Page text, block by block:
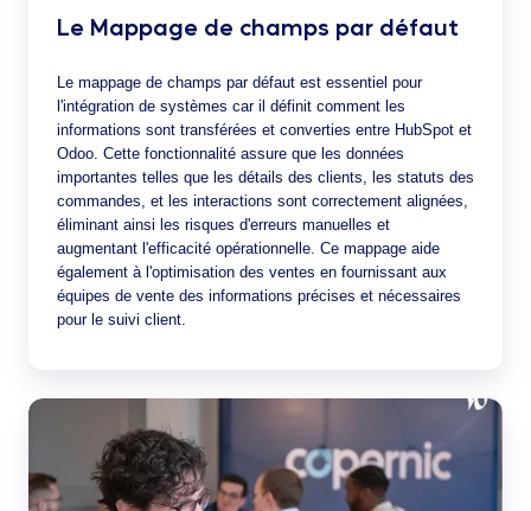
Le Mappage de champs par défaut
Le mappage de champs par défaut est essentiel pour
l'intégration de systèmes car il définit comment les
informations sont transférées et converties entre HubSpot et
Odoo. Cette fonctionnalité assure que les données
importantes telles que les détails des clients, les statuts des
commandes, et les interactions sont correctement alignées,
éliminant ainsi les risques d'erreurs manuelles et
augmentant l'efficacité opérationnelle. Ce mappage aide
également à l'optimisation des ventes en fournissant aux
équipes de vente des informations précises et nécessaires
pour le suivi client.